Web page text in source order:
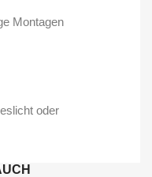
Montagen
oder